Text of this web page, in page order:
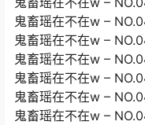
鬼畜瑶在不在w –
鬼畜瑶在不在w –
鬼畜瑶在不在w –
鬼畜瑶在不在w –
鬼畜瑶在不在w –
鬼畜瑶在不在w –